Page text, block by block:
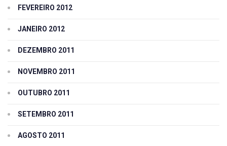
FEVEREIRO 2012
JANEIRO 2012
DEZEMBRO 2011
NOVEMBRO 2011
OUTUBRO 2011
SETEMBRO 2011
AGOSTO 2011